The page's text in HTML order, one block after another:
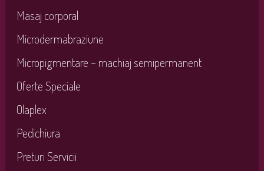
Masaj corporal
Microdermabraziune
Micropigmentare – machiaj semipermanent
Oferte Speciale
Olaplex
Pedichiura
Preturi Servicii